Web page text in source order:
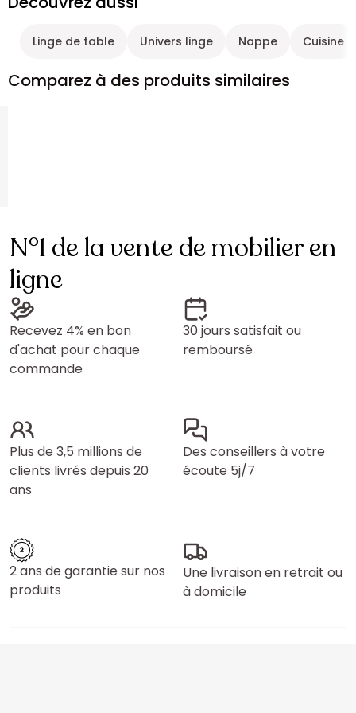
Linge de table Univers linge Nappe Cuisine
Comparez à des produits similaires
N°1 de la vente de mobilier en
ligne
Recevez 4% en bon
d'achat pour chaque
commande
30 jours satisfait ou
remboursé
Plus de 3,5 millions de
clients livrés depuis 20
ans
Des conseillers à votre
écoute 5j/7
2 ans de garantie sur nos
produits
Une livraison en retrait ou
à domicile